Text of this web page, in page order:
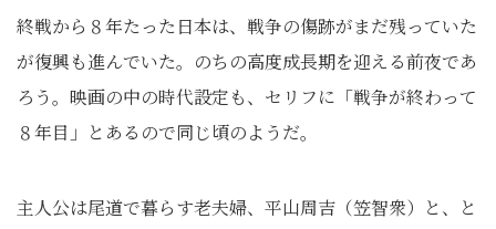
終戦から８年たった日本は、戦争の傷跡がまだ残っていた
が復興も進んでいた。のちの高度成長期を迎える前夜であ
ろう。映画の中の時代設定も、セリフに「戦争が終わって
８年目」とあるので同じ頃のようだ。
主人公は尾道で暮らす老夫婦、平山周吉（笠智衆）と、と